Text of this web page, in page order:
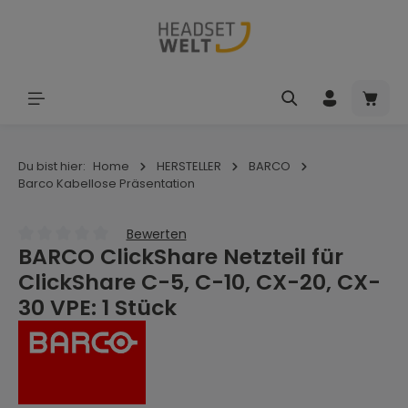
Zum Hauptinhalt springen
Du bist hier: Home HERSTELLER
BARCO
Barco Kabellose Präsentation
Durchschnittliche Bewertung von 0 von 5 Sternen
Bewerten
BARCO ClickShare Netzteil für
ClickShare C-5, C-10, CX-20, CX-
30 VPE: 1 Stück